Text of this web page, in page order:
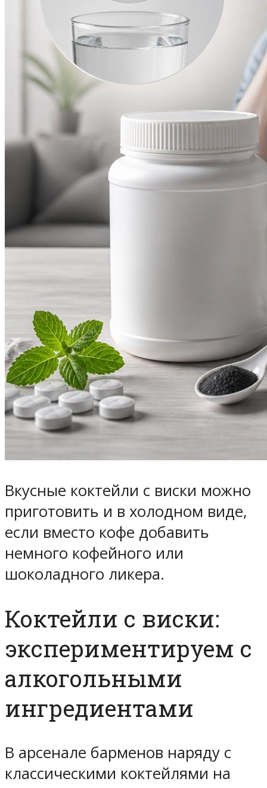
Вкусные коктейли с виски можно
приготовить и в холодном виде,
если вместо кофе добавить
немного кофейного или
шоколадного ликера.
Коктейли с виски:
экспериментируем с
алкогольными
ингредиентами
В арсенале барменов наряду с
классическими коктейлями на